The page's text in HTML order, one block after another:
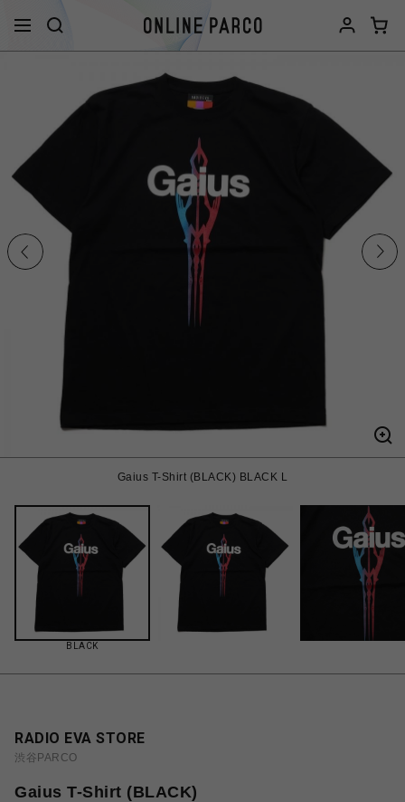
Gaius T-Shirt (BLACK) BLACK L
BLACK
RADIO EVA STORE
渋谷PARCO
Gaius T-Shirt (BLACK)